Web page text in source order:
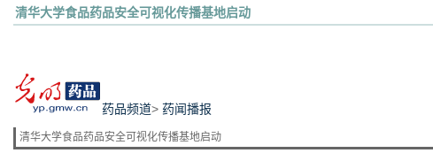
清华大学食品药品安全可视化传播基地启动
药品频道> 药闻播报
清华大学食品药品安全可视化传播基地启动